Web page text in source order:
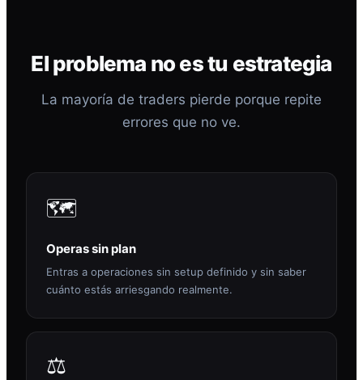
El problema no es tu estrategia
La mayoría de traders pierde porque repite
errores que no ve.
🗺️
Operas sin plan
Entras a operaciones sin setup definido y sin saber
cuánto estás arriesgando realmente.
⚖️